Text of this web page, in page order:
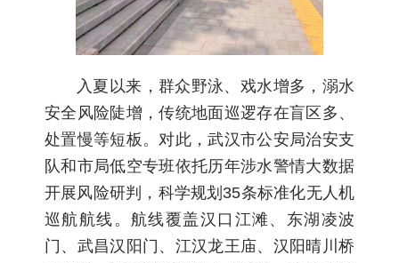
入夏以来，群众野泳、戏水增多，溺水
安全风险陡增，传统地面巡逻存在盲区多、
处置慢等短板。对此，武汉市公安局治安支
队和市局低空专班依托历年涉水警情大数据
开展风险研判，科学规划35条标准化无人机
巡航航线。航线覆盖汉口江滩、东湖凌波
门、武昌汉阳门、江汉龙王庙、汉阳晴川桥